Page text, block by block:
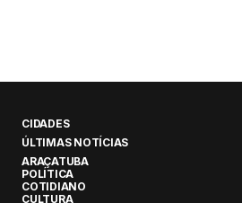
CIDADES
ÚLTIMAS NOTÍCIAS
ARAÇATUBA
POLÍTICA
COTIDIANO
CULTURA